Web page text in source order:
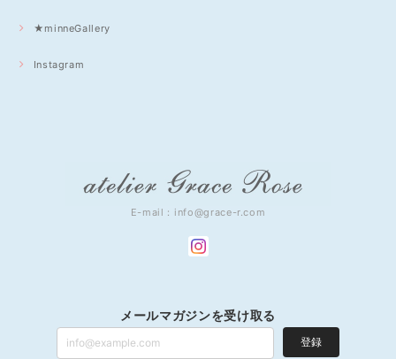
★minneGallery
Instagram
E-mail： info@grace-r.com
メールマガジンを受け取る
登録